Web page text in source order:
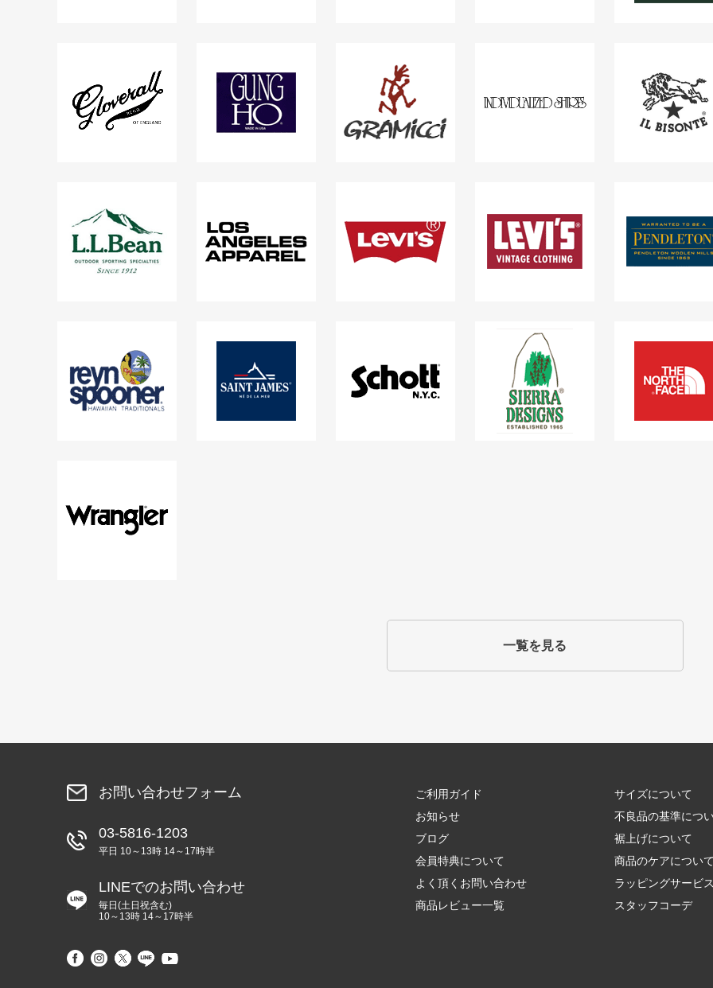
一覧を見る
お問い合わせフォーム
03-5816-1203
平日 10～13時 14～17時半
LINEでのお問い合わせ
毎日(土日祝含む)
10～13時 14～17時半
ご利用ガイド
お知らせ
ブログ
会員特典について
よく頂くお問い合わせ
商品レビュー一覧
サイズについて
不良品の基準につ
裾上げについて
商品のケアについて
ラッピングサービス
スタッフコーデ